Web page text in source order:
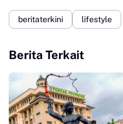
beritaterkini lifestyle
Berita Terkait